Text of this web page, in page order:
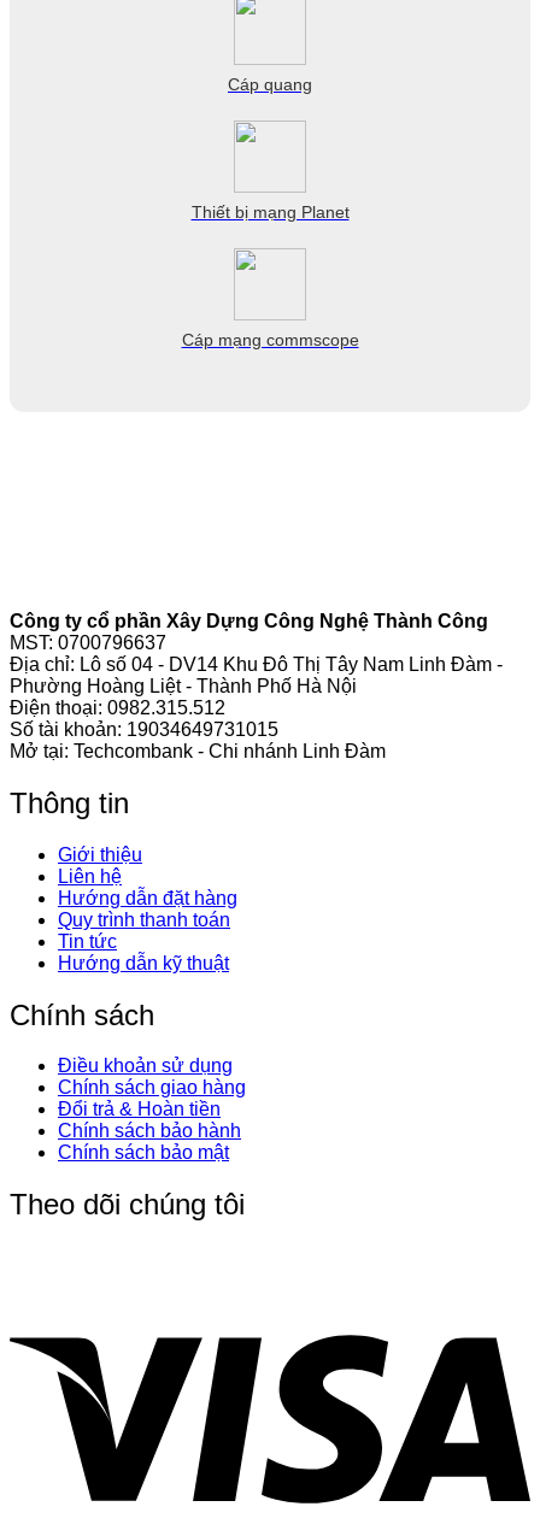
Cáp quang
Thiết bị mạng Planet
Cáp mạng commscope
Công ty cổ phần Xây Dựng Công Nghệ Thành Công
MST: 0700796637
Địa chỉ: Lô số 04 - DV14 Khu Đô Thị Tây Nam Linh Đàm -
Phường Hoàng Liệt - Thành Phố Hà Nội
Điện thoại: 0982.315.512
Số tài khoản: 19034649731015
Mở tại: Techcombank - Chi nhánh Linh Đàm
Thông tin
Giới thiệu
Liên hệ
Hướng dẫn đặt hàng
Quy trình thanh toán
Tin tức
Hướng dẫn kỹ thuật
Chính sách
Điều khoản sử dụng
Chính sách giao hàng
Đổi trả & Hoàn tiền
Chính sách bảo hành
Chính sách bảo mật
Theo dõi chúng tôi